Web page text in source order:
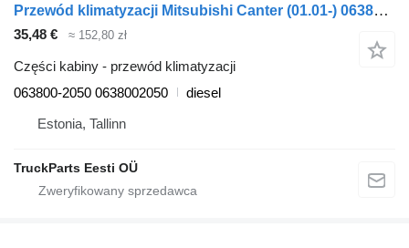
Przewód klimatyzacji Mitsubishi Canter (01.01-) 063800-2050 do ciągnika siodłowego Mitsubishi Canter (2001-)
35,48 € ≈ 152,80 zł
Części kabiny - przewód klimatyzacji
063800-2050 0638002050
diesel
Estonia, Tallinn
TruckParts Eesti OÜ